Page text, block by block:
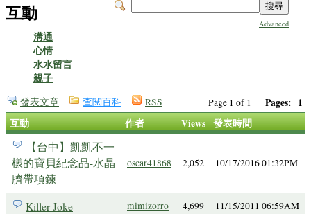
Advanced
互動
溝通
心情
水水留言
親子
Page 1 of 1 Pages: 1
發表文章 查閱百科 RSS
互動 作者 Views 發表時間
【台中】凱凱不一
樣的寶貝紀念品-水晶
臍帶項鍊
oscar41868 2,052 10/17/2016 01:32PM
Killer Joke mimizorro 4,699 11/15/2011 06:59AM